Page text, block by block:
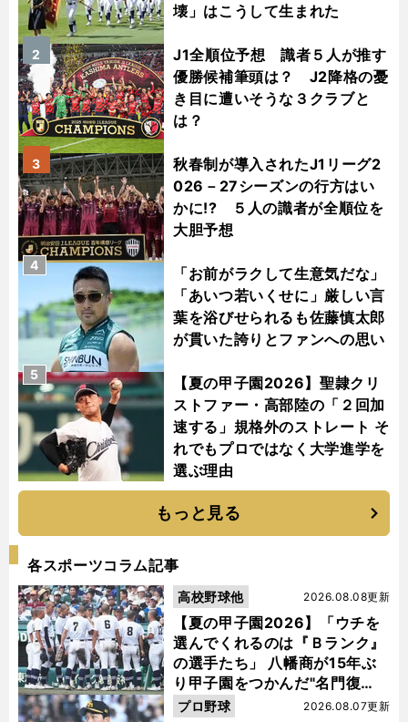
壊」はこうして生まれた
J1全順位予想 識者５人が推す
優勝候補筆頭は？ J2降格の憂
き目に遭いそうな３クラブと
は？
2
秋春制が導入されたJ1リーグ2
026－27シーズンの行方はい
かに!? ５人の識者が全順位を
大胆予想
3
「お前がラクして生意気だな」
「あいつ若いくせに」厳しい言
葉を浴びせられるも佐藤慎太郎
が貫いた誇りとファンへの思い
4
【夏の甲子園2026】聖隷クリ
ストファー・高部陸の「２回加
速する」規格外のストレート そ
れでもプロではなく大学進学を
選ぶ理由
5
もっと見る
各スポーツコラム記事
【夏の甲子園2026】「ウチを
選んでくれるのは『Ｂランク』
の選手たち」 八幡商が15年ぶ
り甲子園をつかんだ"名門復
活"の舞台裏
2026.08.08更新
高校野球他
2026.08.07更新
プロ野球